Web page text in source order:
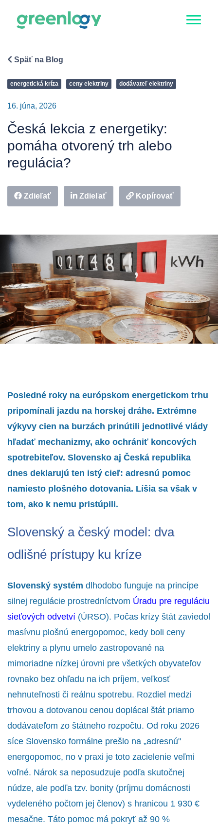
Späť na Blog
energetická kríza ceny elektriny dodávateľ elektriny
16. júna, 2026
Česká lekcia z energetiky:
pomáha otvorený trh alebo
regulácia?
Zdieľať Zdieľať Kopírovať
Posledné roky na európskom energetickom trhu
pripomínali jazdu na horskej dráhe. Extrémne
výkyvy cien na burzách prinútili jednotlivé vlády
hľadať mechanizmy, ako ochrániť koncových
spotrebiteľov. Slovensko aj Česká republika
dnes deklarujú ten istý cieľ: adresnú pomoc
namiesto plošného dotovania. Líšia sa však v
tom, ako k nemu pristúpili.
Slovenský a český model: dva
odlišné prístupy ku kríze
Slovenský systém dlhodobo funguje na princípe
silnej regulácie prostredníctvom Úradu pre reguláciu
sieťových odvetví (ÚRSO). Počas krízy štát zaviedol
masívnu plošnú energopomoc, kedy boli ceny
elektriny a plynu umelo zastropované na
mimoriadne nízkej úrovni pre všetkých obyvateľov
rovnako bez ohľadu na ich príjem, veľkosť
nehnuteľnosti či reálnu spotrebu. Rozdiel medzi
trhovou a dotovanou cenou doplácal štát priamo
dodávateľom zo štátneho rozpočtu. Od roku 2026
síce Slovensko formálne prešlo na „adresnú"
energopomoc, no v praxi je toto zacielenie veľmi
voľné. Nárok sa neposudzuje podľa skutočnej
núdze, ale podľa tzv. bonity (príjmu domácnosti
vydeleného počtom jej členov) s hranicou 1 930 €
mesačne. Táto pomoc má pokryť až 90 %